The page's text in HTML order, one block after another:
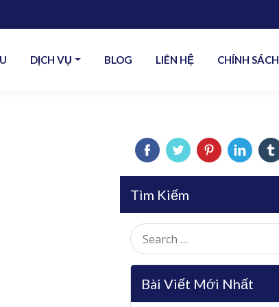
DỊCH VỤ BLOG LIÊN HỆ CHÍNH SÁCH
Tìm Kiếm
Search
for:
Bài Viết Mới Nhất